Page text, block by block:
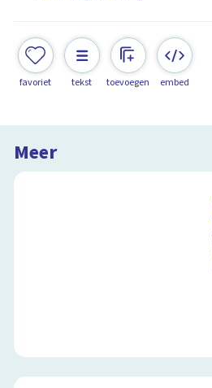
favoriet tekst toevoegen embed
Meer